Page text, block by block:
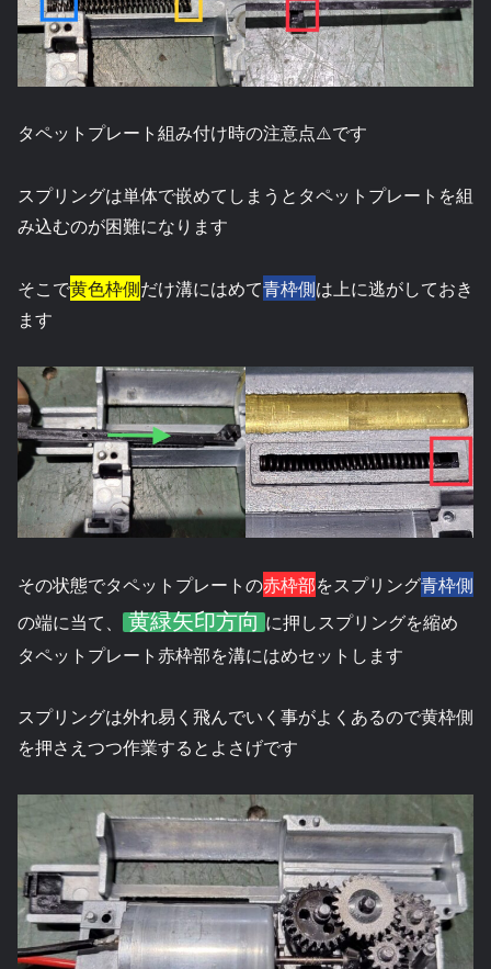
タペットプレート組み付け時の注意点⚠️です
スプリングは単体で嵌めてしまうとタペットプレートを組
み込むのが困難になります
そこで黄色枠側だけ溝にはめて青枠側は上に逃がしておき
ます
その状態でタペットプレートの赤枠部をスプリング青枠側
の端に当て、
黄緑矢印方向 に押しスプリングを縮め
タペットプレート赤枠部を溝にはめセットします
スプリングは外れ易く飛んでいく事がよくあるので黄枠側
を押さえつつ作業するとよさげです